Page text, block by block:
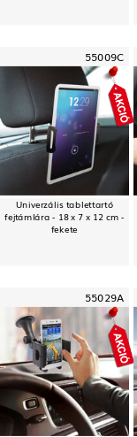
55009C
Univerzális tablettartó
fejtámlára - 18 x 7 x 12 cm -
fekete
55029A